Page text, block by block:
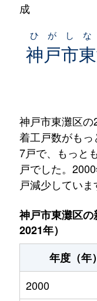
成
神戸市
ひがしな
神戸市東灘区
着工戸数がも
7戸で、もっと
戸でした。
戸減少していま
神戸市東灘区
2021年）
年度（年）
2000